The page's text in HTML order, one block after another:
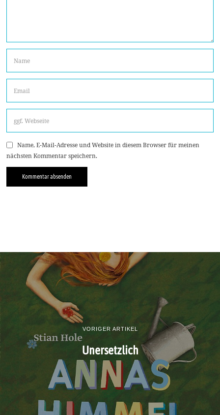
Name, E-Mail-Adresse und Website in diesem Browser für meinen
nächsten Kommentar speichern.
VORIGER ARTIKEL
Unersetzlich